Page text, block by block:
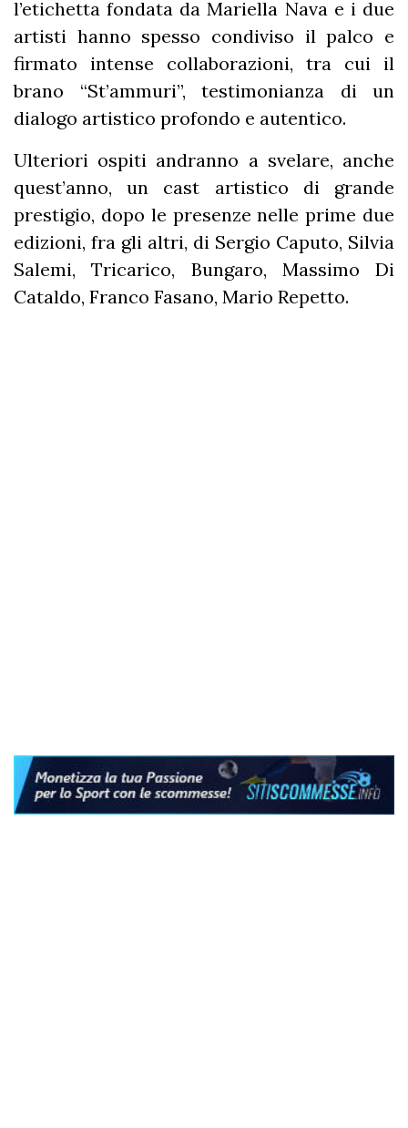
l’etichetta fondata da Mariella Nava e i due
artisti hanno spesso condiviso il palco e
firmato intense collaborazioni, tra cui il
brano “St’ammuri”, testimonianza di un
dialogo artistico profondo e autentico.
Ulteriori ospiti andranno a svelare, anche
quest’anno, un cast artistico di grande
prestigio, dopo le presenze nelle prime due
edizioni, fra gli altri, di Sergio Caputo, Silvia
Salemi, Tricarico, Bungaro, Massimo Di
Cataldo, Franco Fasano, Mario Repetto.